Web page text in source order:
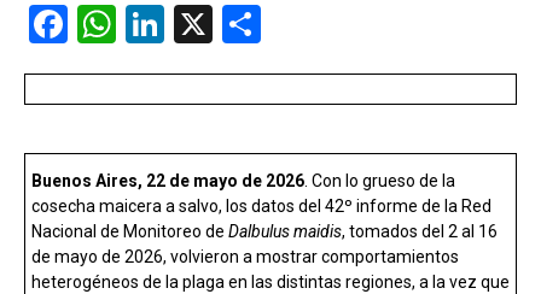
F
a
ce
o
o
k
W
h
at
A
p
p
Li
n
ke
n
X
o
m
ar
tir
Buenos Aires, 22 de mayo de 2026 . Con lo grueso de la
cosecha maicera a salvo, los datos del 42º informe de la Red
Nacional de Monitoreo de Dalbulus maidis, tomados del 2 al 16
de mayo de 2026, volvieron a mostrar comportamientos
heterogéneos de la plaga en las distintas regiones, a la vez que